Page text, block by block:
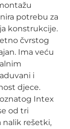
potrebu za
konstrukcije.
čvrstog
Ima veću
i
djece.
Intex
od tri
nalik rešetki,